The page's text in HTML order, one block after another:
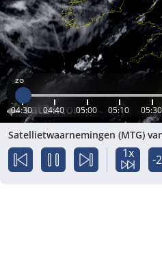
zo
04:30 04:40 05:00 05:10 05:30
Satellietwaarnemingen (MTG)
1x -